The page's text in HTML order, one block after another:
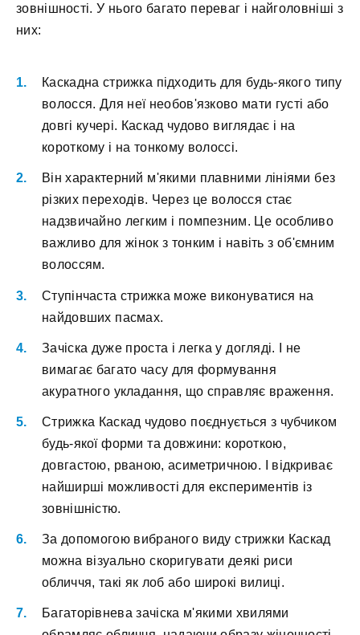
зовнішності. У нього багато переваг і найголовніші з
них:
Каскадна стрижка підходить для будь-якого типу
волосся. Для неї необов'язково мати густі або
довгі кучері. Каскад чудово виглядає і на
короткому і на тонкому волоссі.
Він характерний м'якими плавними лініями без
різких переходів. Через це волосся стає
надзвичайно легким і помпезним. Це особливо
важливо для жінок з тонким і навіть з об'ємним
волоссям.
Ступінчаста стрижка може виконуватися на
найдовших пасмах.
Зачіска дуже проста і легка у догляді. І не
вимагає багато часу для формування
акуратного укладання, що справляє враження.
Стрижка Каскад чудово поєднується з чубчиком
будь-якої форми та довжини: короткою,
довгастою, рваною, асиметричною. І відкриває
найширші можливості для експериментів із
зовнішністю.
За допомогою вибраного виду стрижки Каскад
можна візуально скоригувати деякі риси
обличчя, такі як лоб або широкі вилиці.
Багаторівнева зачіска м'якими хвилями